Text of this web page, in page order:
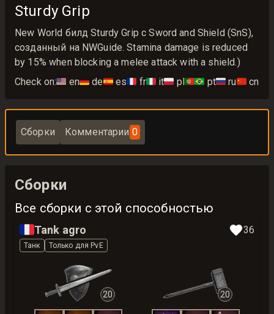
Sturdy Grip
New World билд Sturdy Grip с Sword and Shield (SnS),
созданный на NWGuide. Stamina damage is reduced
by 15% when blocking a melee attack with a shield.)
Check on:🇺🇸 en🇩🇪 de🇪🇸 es🇫🇷 fr🇮🇹 it🇵🇱 pl🇵🇹🇧🇷 pt🇷🇺 ru🇨🇳 cn
Сборки Комментарии 0
Сборки
Все сборки с этой способностью
🇫🇷Tank agro 36
Танк Только для PvE
20 20